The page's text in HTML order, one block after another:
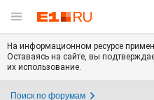
На информационном ресурсе
Оставаясь на сайте, вы
их использование.
Поиск по форумам